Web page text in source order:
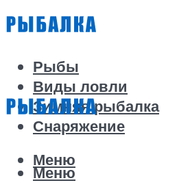
Рыбы
Виды ловли
Зимняя рыбалка
Снаряжение
Меню
Меню